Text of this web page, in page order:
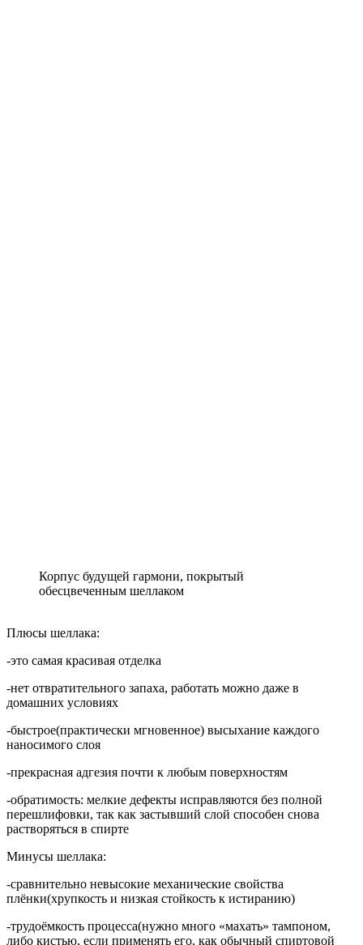
Корпус будущей гармони, покрытый
обесцвеченным шеллаком
Плюсы шеллака:
-это самая красивая отделка
-нет отвратительного запаха, работать можно даже в
домашних условиях
-быстрое(практически мгновенное) высыхание каждого
наносимого слоя
-прекрасная адгезия почти к любым поверхностям
-обратимость: мелкие дефекты исправляются без полной
перешлифовки, так как застывший слой способен снова
растворяться в спирте
Минусы шеллака:
-сравнительно невысокие механические свойства
плёнки(хрупкость и низкая стойкость к истиранию)
-трудоёмкость процесса(нужно много «махать» тампоном,
либо кистью, если применять его, как обычный спиртовой